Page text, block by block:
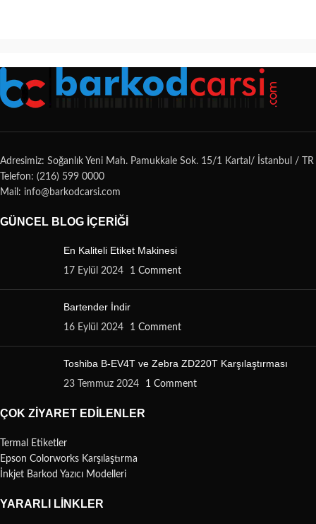
Adresimiz: Soğanlık Yeni Mah. Pamukkale Sok. 15/1 Kartal/ İstanbul / TR
Telefon: (216) 599 0000
Mail: info@barkodcarsi.com
GÜNCEL BLOG İÇERIĞI
En Kaliteli Etiket Makinesi
17 Eylül 2024 1 Comment
Bartender İndir
16 Eylül 2024 1 Comment
Toshiba B-EV4T ve Zebra ZD220T Karşılaştırması
23 Temmuz 2024 1 Comment
ÇOK ZIYARET EDILENLER
Termal Etiketler
Epson Colorworks Karşılaştırma
İnkjet Barkod Yazıcı Modelleri
YARARLI LINKLER